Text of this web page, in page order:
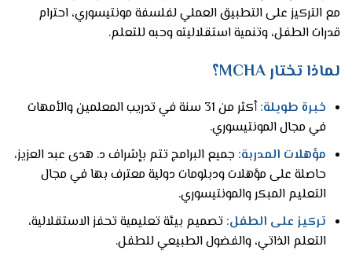
مع التركيز على التطبيق العملي لفلسفة مونتيسوري، احترام
قدرات الطفل، وتنمية استقلاليته وحبه للتعلم.
لماذا تختار MCHA؟
خبرة طويلة:
أكثر من 31 سنة في تدريب المعلمين والأمهات
في مجال المونتيسوري.
مؤهلات المدربة:جميع البرامج تتم بإشراف د. هدى عبد العزيز،
حاصلة على مؤهلات ودبلومات دولية معترف بها في مجال
التعليم المبكر والمونتيسوري.
تركيز على الطفل:تصميم بيئة تعليمية تحفز الاستقلالية،
التعلم الذاتي، والفضول الطبيعي للطفل.